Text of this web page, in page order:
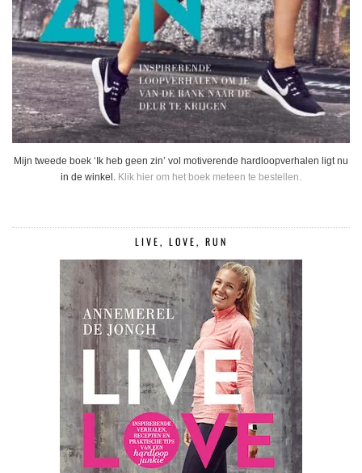
Mijn tweede boek ‘Ik heb geen zin’ vol motiverende hardloopverhalen ligt nu
in de winkel. Klik hier om het boek meteen te bestellen.
LIVE, LOVE, RUN